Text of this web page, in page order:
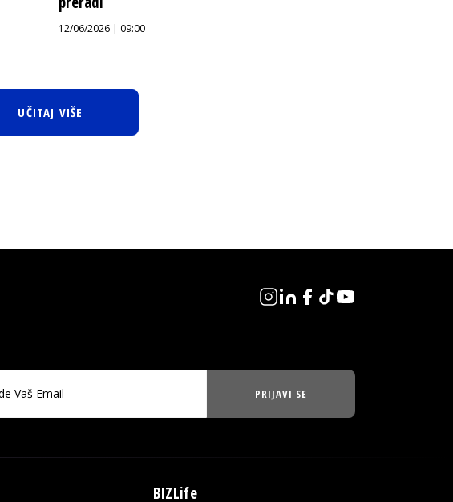
12/06/2026 | 09:00
UČITAJ VIŠE
PRIJAVI SE
BIZLife